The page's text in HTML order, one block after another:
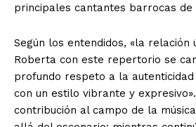
principales cantantes barrocas de
Según los entendidos, «la relación
Roberta con este repertorio se
profundo respeto a la
con un estilo vibrante y
contribución al campo de la